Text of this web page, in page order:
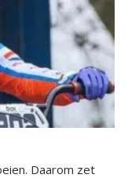
Daarom zet